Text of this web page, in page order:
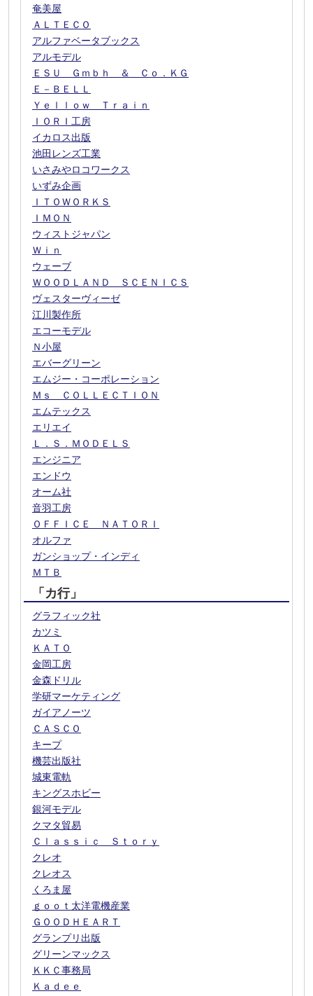
奄美屋
ＡＬＴＥＣＯ
アルファベータブックス
アルモデル
ＥＳＵ Ｇｍｂｈ ＆ Ｃｏ．ＫＧ
Ｅ－ＢＥＬＬ
Ｙｅｌｌｏｗ Ｔｒａｉｎ
ＩＯＲＩ工房
イカロス出版
池田レンズ工業
いさみやロコワークス
いずみ企画
ＩＴＯＷＯＲＫＳ
ＩＭＯＮ
ウィストジャパン
Ｗｉｎ
ウェーブ
ＷＯＯＤＬＡＮＤ ＳＣＥＮＩＣＳ
ヴェスターヴィーゼ
江川製作所
エコーモデル
Ｎ小屋
エバーグリーン
エムジー・コーポレーション
Ｍｓ ＣＯＬＬＥＣＴＩＯＮ
エムテックス
エリエイ
Ｌ．Ｓ．ＭＯＤＥＬＳ
エンジニア
エンドウ
オーム社
音羽工房
ＯＦＦＩＣＥ ＮＡＴＯＲＩ
オルファ
ガンショップ・インディ
ＭＴＢ
「カ行」
グラフィック社
カツミ
ＫＡＴＯ
金岡工房
金森ドリル
学研マーケティング
ガイアノーツ
ＣＡＳＣＯ
キープ
機芸出版社
城東電軌
キングスホビー
銀河モデル
クマタ貿易
Ｃｌａｓｓｉｃ Ｓｔｏｒｙ
クレオ
クレオス
くろま屋
ｇｏｏｔ太洋電機産業
ＧＯＯＤＨＥＡＲＴ
グランプリ出版
グリーンマックス
ＫＫＣ事務局
Ｋａｄｅｅ